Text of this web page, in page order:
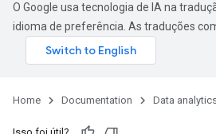
O Google usa tecnologia de IA na
idioma de preferência. As traduções
Home Documentation Data